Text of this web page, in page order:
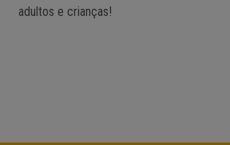
adultos e crianças!